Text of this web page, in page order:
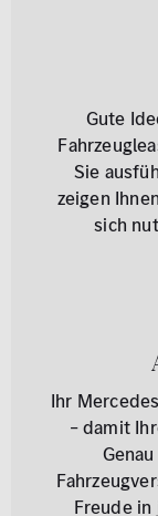
Gute
Sie
zeigen
sich
Ihr
– damit
Freude